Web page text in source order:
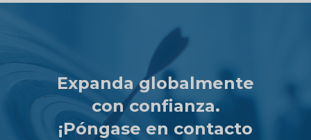
Expanda globalmente
con confianza.
¡Póngase en contacto